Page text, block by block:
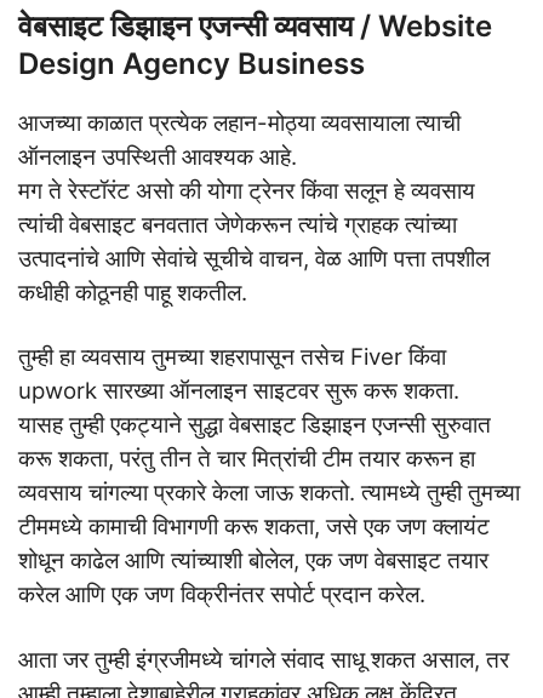
वेबसाइट डिझाइन एजन्सी व्यवसाय / Website
Design Agency Business
आजच्या काळात प्रत्येक लहान-मोठ्या व्यवसायाला त्याची
ऑनलाइन उपस्थिती आवश्यक आहे.
मग ते रेस्टॉरंट असो की योगा ट्रेनर किंवा सलून हे व्यवसाय
त्यांची वेबसाइट बनवतात जेणेकरून त्यांचे ग्राहक त्यांच्या
उत्पादनांचे आणि सेवांचे सूचीचे वाचन, वेळ आणि पत्ता तपशील
कधीही कोठूनही पाहू शकतील.
तुम्ही हा व्यवसाय तुमच्या शहरापासून तसेच Fiver किंवा
upwork सारख्या ऑनलाइन साइटवर सुरू करू शकता.
यासह तुम्ही एकट्याने सुद्धा वेबसाइट डिझाइन एजन्सी सुरुवात
करू शकता, परंतु तीन ते चार मित्रांची टीम तयार करून हा
व्यवसाय चांगल्या प्रकारे केला जाऊ शकतो. त्यामध्ये तुम्ही तुमच्या
टीममध्ये कामाची विभागणी करू शकता, जसे एक जण क्लायंट
शोधून काढेल आणि त्यांच्याशी बोलेल, एक जण वेबसाइट तयार
करेल आणि एक जण विक्रीनंतर सपोर्ट प्रदान करेल.
आता जर तुम्ही इंग्रजीमध्ये चांगले संवाद साधू शकत असाल, तर